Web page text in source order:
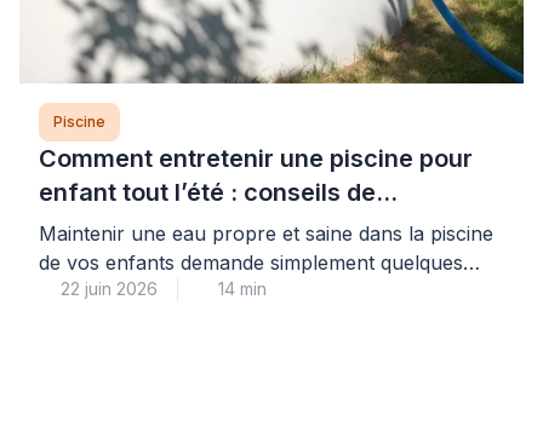
Piscine
Comment entretenir une piscine pour
enfant tout l’été : conseils de
professionnel
Maintenir une eau propre et saine dans la piscine
de vos enfants demande simplement quelques
gestes réguliers mais faciles à intégrer dans votre
22 juin 2026 14 min